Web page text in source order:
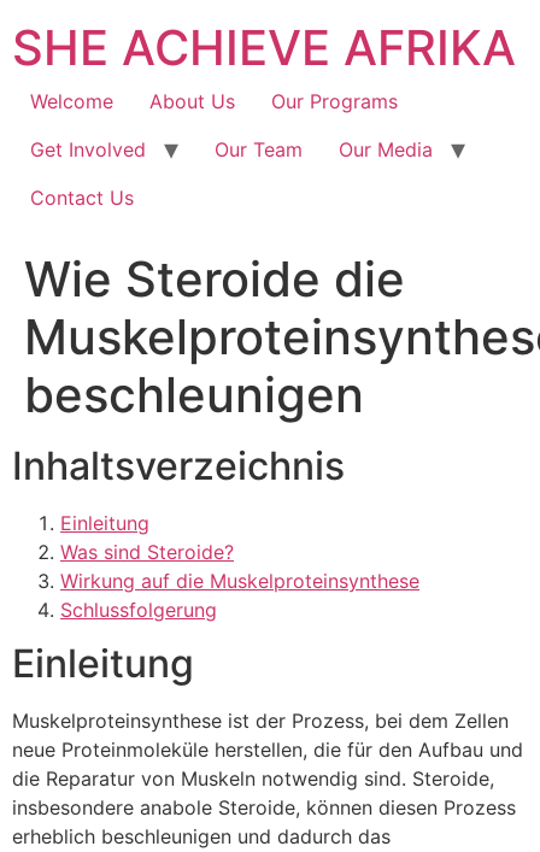
SHE ACHIEVE AFRIKA
Welcome About Us
Our Programs
Get Involved
Our Team
Our Media
Contact Us
Wie Steroide die
beschleunigen
Inhaltsverzeichnis
Einleitung
Was sind Steroide?
Wirkung auf die Muskelproteinsynthese
Schlussfolgerung
Einleitung
Muskelproteinsynthese ist der Prozess, bei dem Zellen
neue Proteinmoleküle herstellen, die für den Aufbau und
die Reparatur von Muskeln notwendig sind. Steroide,
insbesondere anabole Steroide, können diesen Prozess
erheblich beschleunigen und dadurch das